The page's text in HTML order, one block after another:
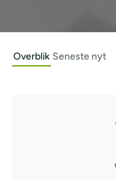
Overblik Seneste nyt